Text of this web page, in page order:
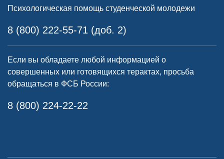
Психологическая помощь студенческой молодежи
8 (800) 222-55-71 (доб. 2)
Если вы обладаете любой информацией о
совершенных или готовящихся терактах, просьба
обращаться в ФСБ России:
8 (800) 224-22-22